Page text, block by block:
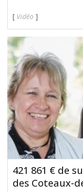
[ Vidéo ]
421 861 € de
des Coteaux-